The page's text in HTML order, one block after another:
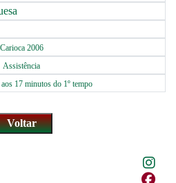
Carioca 2006
Assistência
17 minutos do 1º tempo